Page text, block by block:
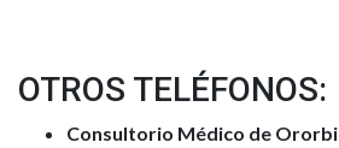
OTROS TELÉFONOS:
Consultorio Médico de